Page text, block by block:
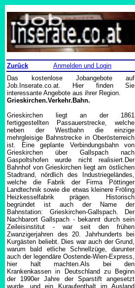
Zurück
Anmelden und Login
Das kostenlose Jobangebote auf
Job.Inserate.co.at. Hier finden Sie
interessante Angebote aus ihrer Region.
Grieskirchen.Verkehr.Bahn.
Grieskirchen liegt an der 1861
fertiggestellten Passauerstrecke, welche
neben der Westbahn die einzige
mehrgleisige Bahnstrecke in Oberösterreich
ist. Eine geplante Verbindungsbahn von
Grieskirchen über Gallspach nach
Gaspoltshofen wurde nicht realisiert.Der
Bahnhof von Grieskirchen liegt am östlichen
Stadtrand, nördlich des Industriegeländes,
welche die Fabrik der Firma Pöttinger
Landtechnik sowie die etwas kleinere Fröling
Heizkesselfabrik prägen. Historisch
begründet ist auch der Name der
Bahnstation: Grieskirchen-Gallspach. Der
Nachbarort Gallspach - bekannt durch sein
Zeileisinstitut - war seit den frühen
Zwanzigerjahren des 20. Jahrhunderts bei
Kurgästen beliebt. Dies war auch der Grund,
warum bald etliche Schnellzüge, darunter
auch der legendäre Oostende-Wien-Express,
hier halt machten.Als bei den
Krankenkassen in Deutschland zu Beginn
der 1990er Jahre der Sparstift angesetzt
wurde, und ein Kuraufenthalt im Ausland